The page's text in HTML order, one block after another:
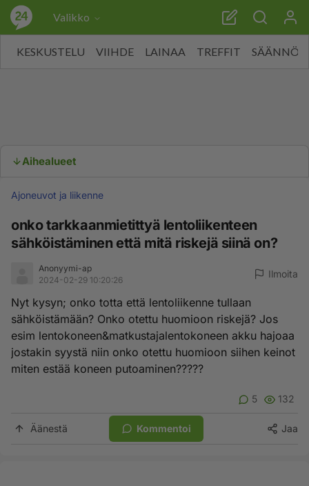
Valikko
KESKUSTELU VIIHDE LAINAA TREFFIT SÄÄNNÖT
Aihealueet
Ajoneuvot ja liikenne
onko tarkkaanmietittyä lentoliikenteen
sähköistäminen että mitä riskejä siinä on?
Anonyymi-ap
2024-02-29 10:20:26
Ilmoita
Nyt kysyn; onko totta että lentoliikenne tullaan
sähköistämään? Onko otettu huomioon riskejä? Jos
esim lentokoneen&matkustajalentokoneen akku hajoaa
jostakin syystä niin onko otettu huomioon siihen keinot
miten estää koneen putoaminen?????
5 132
Äänestä Kommentoi Jaa